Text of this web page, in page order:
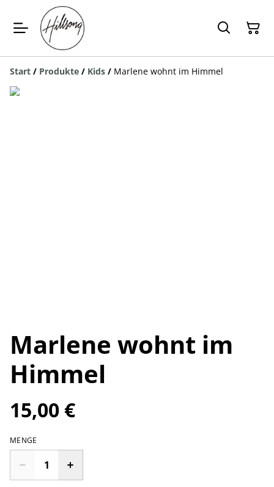
Start / Produkte / Kids / Marlene wohnt im Himmel
Marlene wohnt im
Himmel
15,00 €
MENGE